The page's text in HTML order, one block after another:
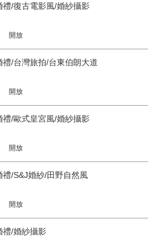
禮/復古電影風/婚紗攝影
開放
禮/台灣旅拍/台東伯朗大道
開放
禮/歐式皇宮風/婚紗攝影
開放
禮/S&J婚紗/田野自然風
開放
禮/婚紗攝影